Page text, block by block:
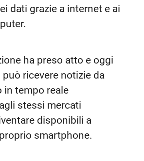
dati grazie a internet e ai
ha preso atto e oggi
ricevere notizie da
tempo reale
stessi mercati
disponibili a
smartphone.